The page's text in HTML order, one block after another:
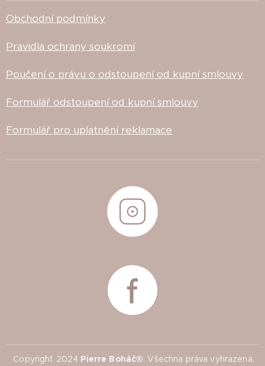
Obchodní podmínky
Pravidla ochrany soukromí
Poučení o právu o odstoupení od kupní smlouvy
Formulář odstoupení od kupní smlouvy
Formulář pro uplatnění reklamace
Copyright 2024 Pierre Boháč®. Všechna práva vyhrazena.